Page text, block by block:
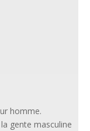
homme.
gente masculine